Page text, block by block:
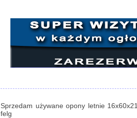
Sprzedam używane opony letnie
felg